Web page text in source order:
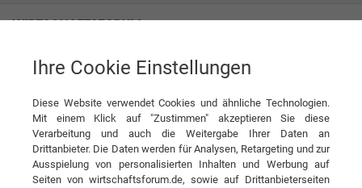
Diessner GmbH & Co. KG Lack- und Farbenfabrik
Interview Diessner GmbH & Co. KG Lack- und Farbenfabrik
DIESEN ARTIKEL EMPFEHLEN
Ihre Cookie Einstellungen
Diese Website verwendet Cookies und ähnliche Technologien.
Mit einem Klick auf "Zustimmen" akzeptieren Sie diese
Verarbeitung und auch die Weitergabe Ihrer Daten an
Drittanbieter. Die Daten werden für Analysen, Retargeting und zur
Ausspielung von personalisierten Inhalten und Werbung auf
Seiten von wirtschaftsforum.de, sowie auf Drittanbieterseiten